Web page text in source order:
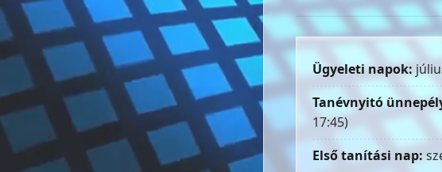
Ügyeleti napok:
Tanévnyitó
17:45)
Első tanítási nap: